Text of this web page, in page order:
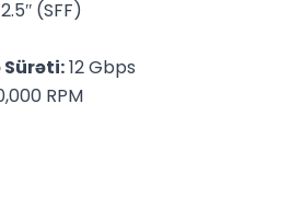
(SFF)
12 Gbps
RPM